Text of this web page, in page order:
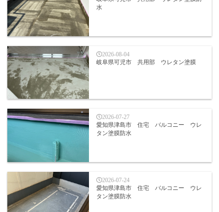
水
2026-08-04
岐阜県可児市 共用部 ウレタン塗膜
2026-07-27
愛知県津島市 住宅 バルコニー ウレ
タン塗膜防水
2026-07-24
愛知県津島市 住宅 バルコニー ウレ
タン塗膜防水